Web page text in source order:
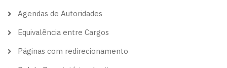
Agendas de Autoridades
Equivalência entre Cargos
Páginas com redirecionamento